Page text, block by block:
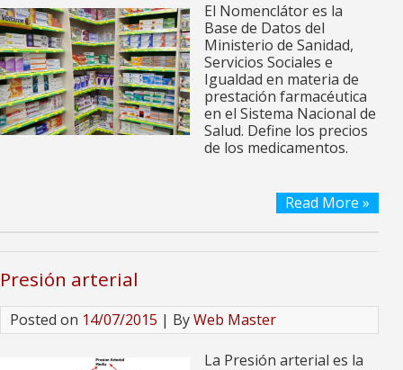
El Nomenclátor es la
Base de Datos del
Ministerio de Sanidad,
Servicios Sociales e
Igualdad en materia de
prestación farmacéutica
en el Sistema Nacional de
Salud. Define los precios
de los medicamentos.
Read More »
Presión arterial
Posted on 14/07/2015 | ByWeb Master
La Presión arterial es la